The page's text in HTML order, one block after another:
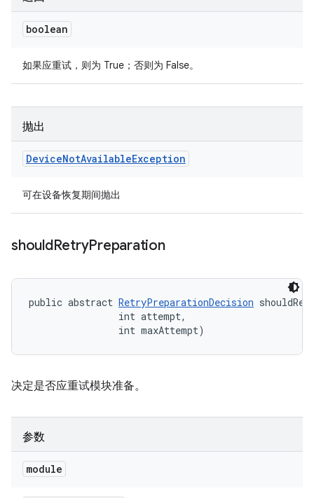
boolean
如果应重试，则为 True；否则为 False。
抛出
DeviceNotAvailableException
可在设备恢复期间抛出
shouldRetryPreparation
public abstract RetryPreparationDecision
                int attempt,
                int maxAttempt)
决定是否应重试模块准备。
参数
module